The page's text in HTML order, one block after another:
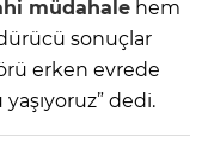
müdahale hem
sonuçlar
erken evrede
dedi.